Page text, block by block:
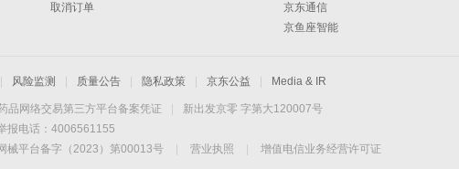
取消订单
京东通信
京鱼座智能
风险监测 质量公告 隐私政策 京东公益 Media & IR
品网络交易第三方平台备案凭证
新出发京零 字第大120007号
报电话：4006561155
械平台备字（2023）第00013号 营业执照
增值电信业务经营许可证